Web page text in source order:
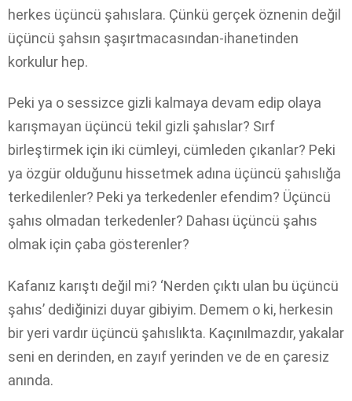
herkes üçüncü şahıslara. Çünkü gerçek öznenin değil
üçüncü şahsın şaşırtmacasından-ihanetinden
korkulur hep.
Peki ya o sessizce gizli kalmaya devam edip olaya
karışmayan üçüncü tekil gizli şahıslar? Sırf
birleştirmek için iki cümleyi, cümleden çıkanlar? Peki
ya özgür olduğunu hissetmek adına üçüncü şahıslığa
terkedilenler? Peki ya terkedenler efendim? Üçüncü
şahıs olmadan terkedenler? Dahası üçüncü şahıs
olmak için çaba gösterenler?
Kafanız karıştı değil mi? ‘Nerden çıktı ulan bu üçüncü
şahıs’ dediğinizi duyar gibiyim. Demem o ki, herkesin
bir yeri vardır üçüncü şahıslıkta. Kaçınılmazdır, yakalar
seni en derinden, en zayıf yerinden ve de en çaresiz
anında.